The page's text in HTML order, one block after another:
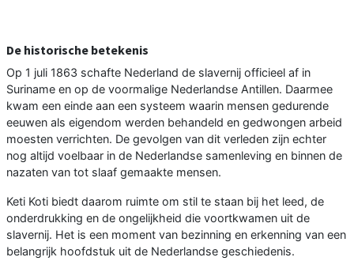
De historische betekenis
Op 1 juli 1863 schafte Nederland de slavernij officieel af in
Suriname en op de voormalige Nederlandse Antillen. Daarmee
kwam een einde aan een systeem waarin mensen gedurende
eeuwen als eigendom werden behandeld en gedwongen arbeid
moesten verrichten. De gevolgen van dit verleden zijn echter
nog altijd voelbaar in de Nederlandse samenleving en binnen de
nazaten van tot slaaf gemaakte mensen.
Keti Koti biedt daarom ruimte om stil te staan bij het leed, de
onderdrukking en de ongelijkheid die voortkwamen uit de
slavernij. Het is een moment van bezinning en erkenning van een
belangrijk hoofdstuk uit de Nederlandse geschiedenis.